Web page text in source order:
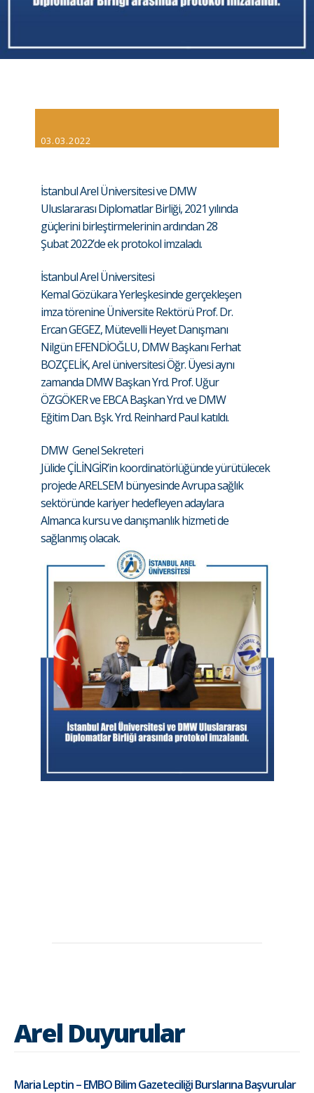
03.03.2022
İstanbul Arel Üniversitesi ve DMW
Uluslararası Diplomatlar Birliği, 2021 yılında
güçlerini birleştirmelerinin ardından 28
Şubat 2022’de ek protokol imzaladı.
İstanbul Arel Üniversitesi
Kemal Gözükara Yerleşkesinde gerçekleşen
imza törenine Üniversite Rektörü Prof. Dr.
Ercan GEGEZ, Mütevelli Heyet Danışmanı
Nilgün EFENDİOĞLU, DMW Başkanı Ferhat
BOZÇELİK, Arel üniversitesi Öğr. Üyesi aynı
zamanda DMW Başkan Yrd. Prof. Uğur
ÖZGÖKER ve EBCA Başkan Yrd. ve DMW
Eğitim Dan. Bşk. Yrd. Reinhard Paul katıldı.
DMW Genel Sekreteri
Jülide ÇİLİNGİR’in koordinatörlüğünde yürütülecek
projede ARELSEM bünyesinde Avrupa sağlık
sektöründe kariyer hedefleyen adaylara
Almanca kursu ve danışmanlık hizmeti de
sağlanmış olacak.
Arel Duyurular
Maria Leptin – EMBO Bilim Gazeteciliği Burslarına Başvurular